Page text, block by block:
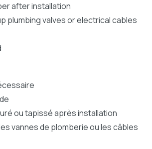
after installation
plumbing valves or electrical cables
ou tapissé après installation
vannes de plomberie ou les câbles